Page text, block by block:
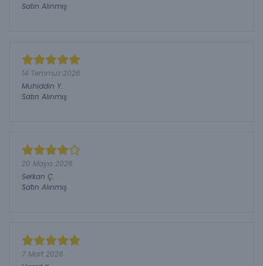
Satın Alınmış
14 Temmuz 2026
Muhiddin Y.
Satın Alınmış
20 Mayıs 2026
Serkan Ç.
Satın Alınmış
7 Mart 2026